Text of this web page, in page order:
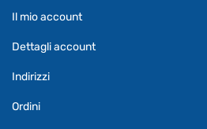
Il mio account
Dettagli account
Indirizzi
Ordini